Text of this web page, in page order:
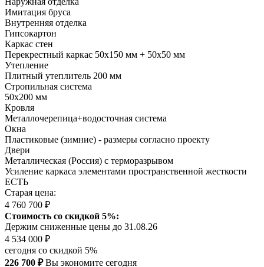
Имитация бруса
Внутренняя отделка
Гипсокартон
Каркас стен
Перекрестный каркас 50х150 мм + 50х50 мм
Утепление
Плитный утеплитель 200 мм
Стропильная система
50х200 мм
Кровля
Металлочерепица+водосточная система
Окна
Пластиковые (зимние) - размеры согласно проекту
Двери
Металлическая (Россия) с терморазрывом
Усиление каркаса элементами пространственной жесткости
ЕСТЬ
Старая цена:
4 760 700 ₽
Стоимость со скидкой 5%:
Держим сниженные цены до 31.08.26
4 534 000 ₽
сегодня со скидкой 5%
226 700 ₽Вы экономите сегодня